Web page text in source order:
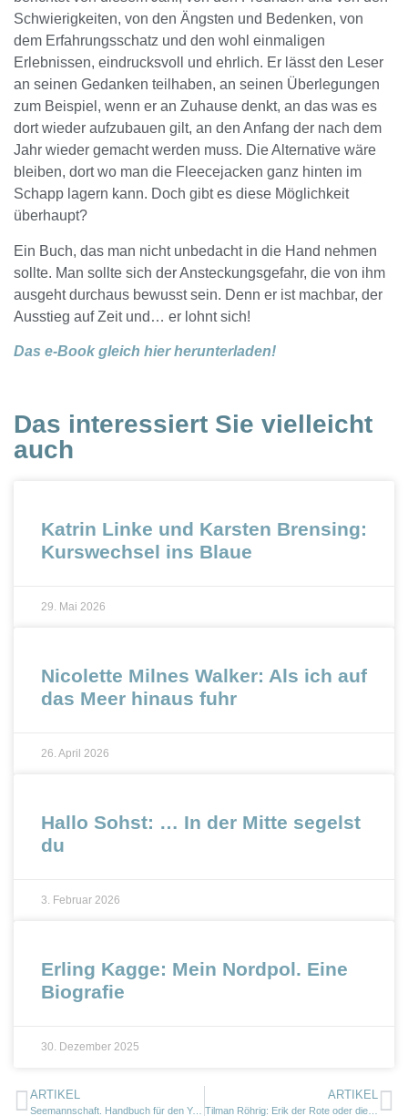
Schwierigkeiten, von den Ängsten und Bedenken, von
dem Erfahrungsschatz und den wohl einmaligen
Erlebnissen, eindrucksvoll und ehrlich. Er lässt den Leser
an seinen Gedanken teilhaben, an seinen Überlegungen
zum Beispiel, wenn er an Zuhause denkt, an das was es
dort wieder aufzubauen gilt, an den Anfang der nach dem
Jahr wieder gemacht werden muss. Die Alternative wäre
bleiben, dort wo man die Fleecejacken ganz hinten im
Schapp lagern kann. Doch gibt es diese Möglichkeit
überhaupt?
Ein Buch, das man nicht unbedacht in die Hand nehmen
sollte. Man sollte sich der Ansteckungsgefahr, die von ihm
ausgeht durchaus bewusst sein. Denn er ist machbar, der
Ausstieg auf Zeit und… er lohnt sich!
Das e-Book gleich hier herunterladen!
Das interessiert Sie vielleicht
auch
Katrin Linke und Karsten Brensing:
Kurswechsel ins Blaue
29. Mai 2026
Nicolette Milnes Walker: Als ich auf
das Meer hinaus fuhr
26. April 2026
Hallo Sohst: … In der Mitte segelst
du
3. Februar 2026
Erling Kagge: Mein Nordpol. Eine
Biografie
30. Dezember 2025
ARTIKEL
Seemannschaft. Handbuch für den Yachtsport
ARTIKEL
Tilman Röhrig: Erik der Rote oder die Suche nach dem Glück